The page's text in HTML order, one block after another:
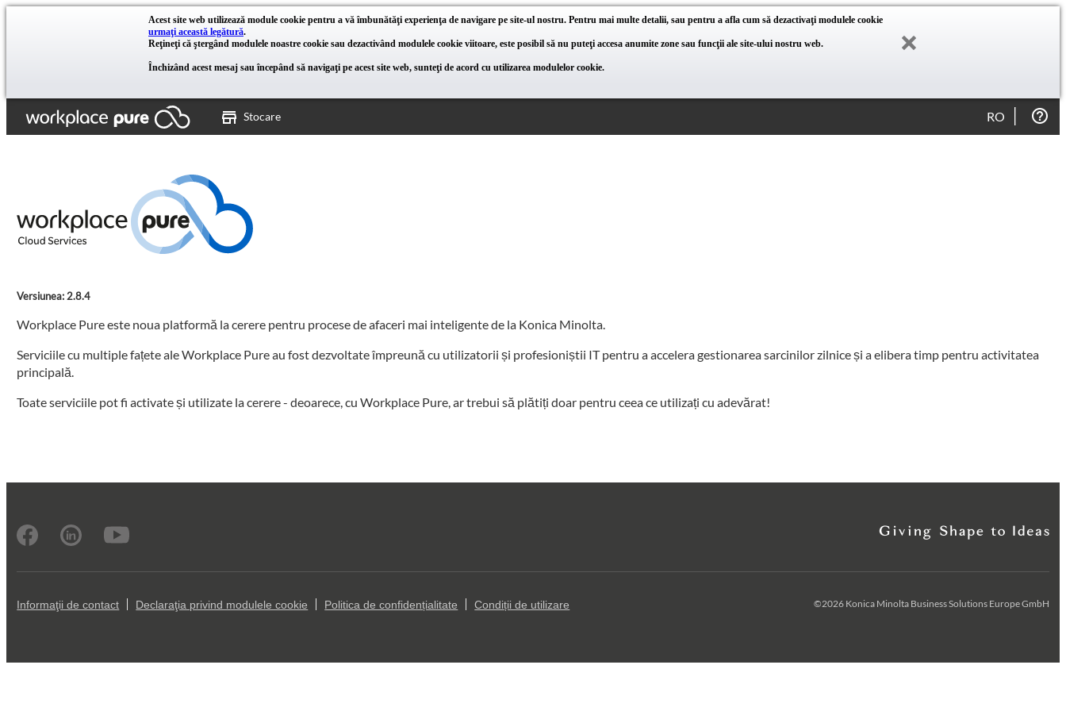
Acest site web utilizează module cookie pentru a vă îmbunătăţi experienţa de navigare pe site-ul nostru. Pentru mai multe detalii, sau pentru a afla cum să dezactivaţi modulele cookie
urmaţi această legătură.
Reţineţi că ştergând modulele noastre cookie sau dezactivând modulele cookie viitoare, este posibil să nu puteţi accesa anumite zone sau funcţii ale site-ului nostru web.
Închizând acest mesaj sau începând să navigaţi pe acest site web, sunteţi de acord cu utilizarea modulelor cookie.
Stocare RO
Versiunea: 2.8.4
Workplace Pure este noua platformă la cerere pentru procese de afaceri mai inteligente de la Konica Minolta.
Serviciile cu multiple fațete ale Workplace Pure au fost dezvoltate împreună cu utilizatorii și profesioniștii IT pentru a accelera gestionarea sarcinilor zilnice și a elibera timp pentru activitatea
principală.
Toate serviciile pot fi activate și utilizate la cerere - deoarece, cu Workplace Pure, ar trebui să plătiți doar pentru ceea ce utilizați cu adevărat!
Informaţii de contact Declaraţia privind modulele cookie Politica de confidențialitate Condiții de utilizare ©2026 Konica Minolta Business Solutions Europe GmbH